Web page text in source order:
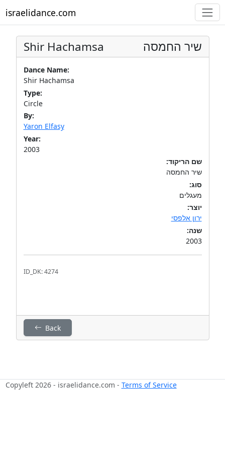
israelidance.com
Shir Hachamsa שיר החמסה
Dance Name:
Shir Hachamsa
Type:
Circle
By:
Yaron Elfasy
Year:
2003
שם הריקוד:
שיר החמסה
סוג:
מעגלים
יוצר:
ירון אלפסי
שנה:
2003
ID_DK: 4274
Back
Copyleft 2026 - israelidance.com - Terms of Service